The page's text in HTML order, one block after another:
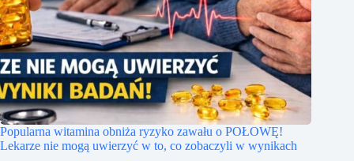
Popularna witamina obniża ryzyko zawału o POŁOWĘ!
Lekarze nie mogą uwierzyć w to, co zobaczyli w wynikach